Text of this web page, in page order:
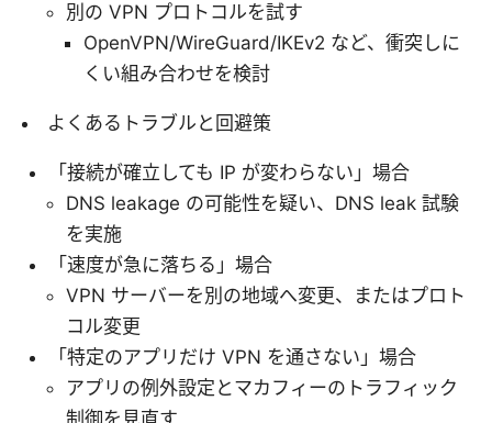
別の VPN プロトコルを試す
OpenVPN/WireGuard/IKEv2 など、衝突しに
くい組み合わせを検討
よくあるトラブルと回避策
「接続が確立しても IP が変わらない」場合
DNS leakage の可能性を疑い、DNS leak 試験
を実施
「速度が急に落ちる」場合
VPN サーバーを別の地域へ変更、またはプロト
コル変更
「特定のアプリだけ VPN を通さない」場合
アプリの例外設定とマカフィーのトラフィック